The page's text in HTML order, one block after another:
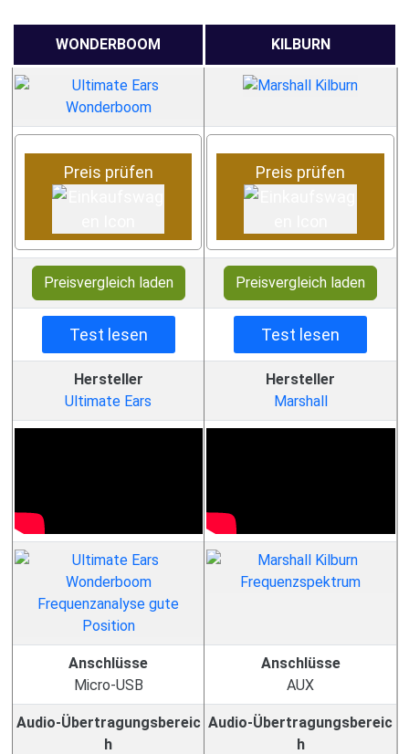
WONDERBOOM KILBURN
Preis prüfen Preis prüfen
Preisvergleich laden Preisvergleich laden
Test lesen Test lesen
Hersteller
Ultimate Ears
Hersteller
Marshall
Anschlüsse
Micro-USB
Anschlüsse
AUX
Audio-Übertragungsbereic
h
Audio-Übertragungsbereic
h